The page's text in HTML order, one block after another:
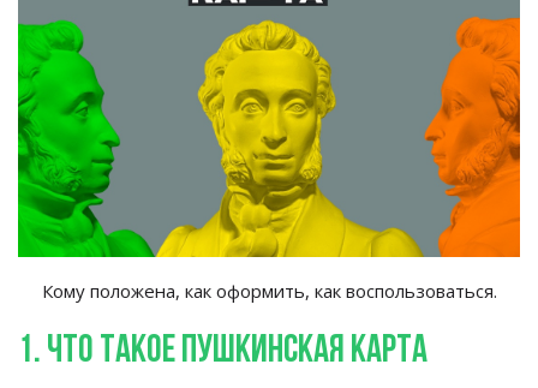
Кому положена, как оформить, как воспользоваться.
1. Что такое Пушкинская карта